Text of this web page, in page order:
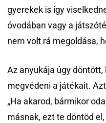
gyerekek is így
óvodában vagy a
nem volt rá megoldása,
Az anyukája úgy
megvédeni a játékait.
„Ha akarod, bármikor
másnak, ezt te döntöd